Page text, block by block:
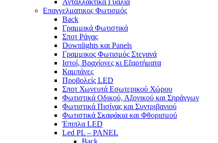
Επαγγελματικος Φωτισμός
Back
Γραμμικά Φωτιστικά
Σποτ Ράγας
Downlights και Panels
Γραμμικος Φωτισμός Στεγανά
Ιστοί, Βραχίονες κι Εξαρτήματα
Καμπάνες
Προβολείς LED
Σποτ Χωνευτά Εσωτερικού Χώρου
Φωτιστικά Οδικού, Αξονικού και Σηράγγων
Φωτιστικά Πισίνας και Συντριβανιού
Φωτιστικά Σκαφάκια και Φθορισμού
Έπιπλα LED
Led PL – PANEL
Back